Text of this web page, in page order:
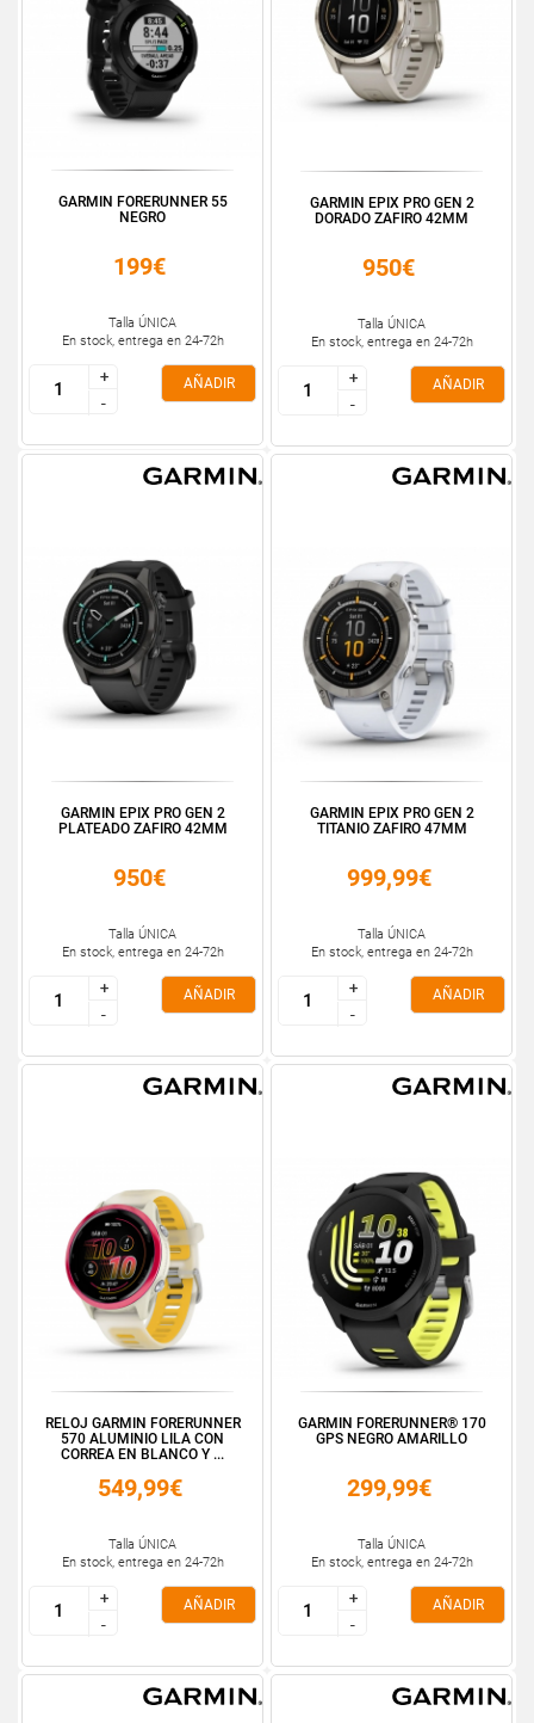
GARMIN FORERUNNER 55
NEGRO
199€
Talla ÚNICA
En stock, entrega en 24-72h
+
-
+
-
AÑADIR
GARMIN EPIX PRO GEN 2
DORADO ZAFIRO 42MM
950€
Talla ÚNICA
En stock, entrega en 24-72h
+
-
+
-
AÑADIR
GARMIN EPIX PRO GEN 2
PLATEADO ZAFIRO 42MM
950€
Talla ÚNICA
En stock, entrega en 24-72h
+
-
+
-
AÑADIR
GARMIN EPIX PRO GEN 2
TITANIO ZAFIRO 47MM
999,99€
Talla ÚNICA
En stock, entrega en 24-72h
+
-
+
-
AÑADIR
RELOJ GARMIN FORERUNNER
570 ALUMINIO LILA CON
CORREA EN BLANCO Y ...
549,99€
Talla ÚNICA
En stock, entrega en 24-72h
+
-
+
-
AÑADIR
GARMIN FORERUNNER® 170
GPS NEGRO AMARILLO
299,99€
Talla ÚNICA
En stock, entrega en 24-72h
+
-
+
-
AÑADIR